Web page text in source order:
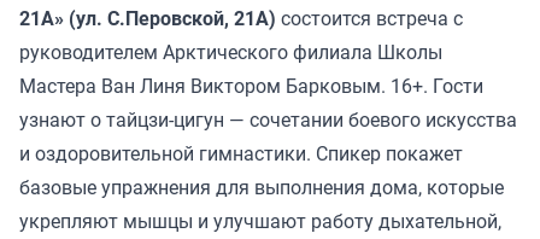
21А» (ул. С.Перовской, 21А) состоится встреча с
руководителем Арктического филиала Школы
Мастера Ван Линя Виктором Барковым. 16+. Гости
узнают о тайцзи-цигун — сочетании боевого искусства
и оздоровительной гимнастики. Спикер покажет
базовые упражнения для выполнения дома, которые
укрепляют мышцы и улучшают работу дыхательной,